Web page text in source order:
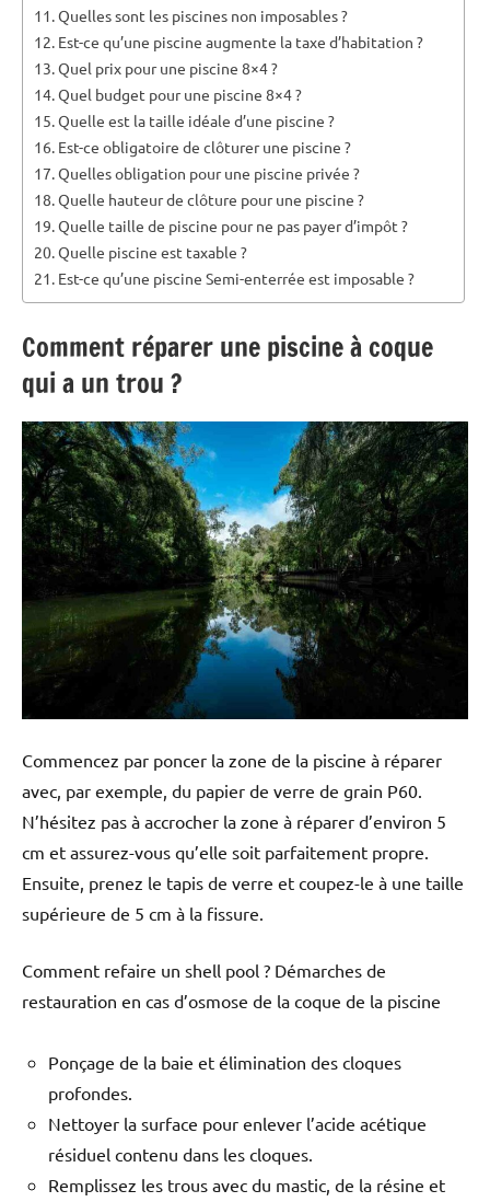
Quelles sont les piscines non imposables ?
Est-ce qu’une piscine augmente la taxe d’habitation ?
Quel prix pour une piscine 8×4 ?
Quel budget pour une piscine 8×4 ?
Quelle est la taille idéale d’une piscine ?
Est-ce obligatoire de clôturer une piscine ?
Quelles obligation pour une piscine privée ?
Quelle hauteur de clôture pour une piscine ?
Quelle taille de piscine pour ne pas payer d’impôt ?
Quelle piscine est taxable ?
Est-ce qu’une piscine Semi-enterrée est imposable ?
Comment réparer une piscine à coque
qui a un trou ?
Commencez par poncer la zone de la piscine à réparer
avec, par exemple, du papier de verre de grain P60.
N’hésitez pas à accrocher la zone à réparer d’environ 5
cm et assurez-vous qu’elle soit parfaitement propre.
Ensuite, prenez le tapis de verre et coupez-le à une taille
supérieure de 5 cm à la fissure.
Comment refaire un shell pool ? Démarches de
restauration en cas d’osmose de la coque de la piscine
Ponçage de la baie et élimination des cloques
profondes.
Nettoyer la surface pour enlever l’acide acétique
résiduel contenu dans les cloques.
Remplissez les trous avec du mastic, de la résine et